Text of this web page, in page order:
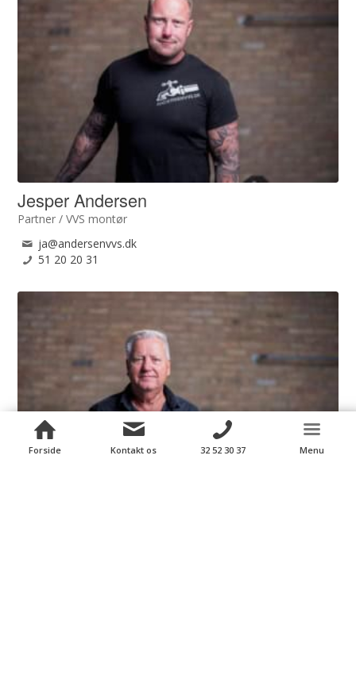
Jesper Andersen
Partner / VVS montør
ja@andersenvvs.dk
51 20 20 31
Forside Kontakt os 32 52 30 37 Menu